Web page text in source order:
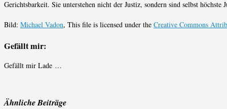
Gerichtsbarkeit. Sie unterstehen nicht der Justiz, sondern sind selbst höchste
Bild: Michael Vadon, This file is licensed under the Creative Commons
Gefällt mir:
Gefällt mir Lade …
Ähnliche Beiträge